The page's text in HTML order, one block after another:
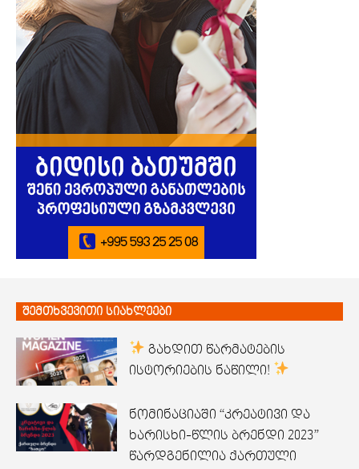
შემთხვევითი სიახლეები
გახდით წარმატების
ისტორიების ნაწილი!
ნომინაციაში “კრეატივი და
ხარისხი-წლის ბრენდი 2023”
წარდგენილია ქართული